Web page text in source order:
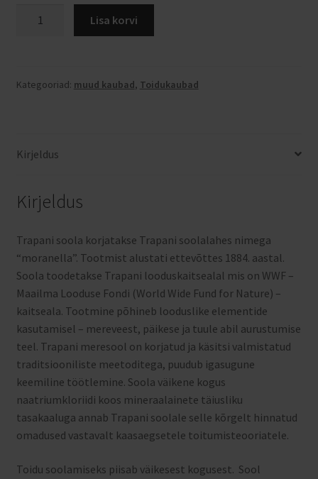
1kg-
Lisa korvi
Kategooriad: muud kaubad, Toidukaubad
Kirjeldus
Kirjeldus
Trapani soola korjatakse Trapani soolalahes nimega
“moranella”. Tootmist alustati ettevõttes 1884. aastal.
Soola toodetakse Trapani looduskaitsealal mis on WWF –
Maailma Looduse Fondi (World Wide Fund for Nature) –
kaitseala. Tootmine põhineb looduslike elementide
kasutamisel – mereveest, päikese ja tuule abil aurustumise
teel. Trapani meresool on korjatud ja käsitsi valmistatud
traditsiooniliste meetoditega, puudub igasugune
keemiline töötlemine. Soola väikene kogus
naatriumkloriidi koos mineraalainete täiusliku
tasakaaluga annab Trapani soolale selle kõrgelt hinnatud
omadused vastavalt kaasaegsetele toitumisteooriatele.
Toidu soolamiseks piisab väikesest kogusest. Sool